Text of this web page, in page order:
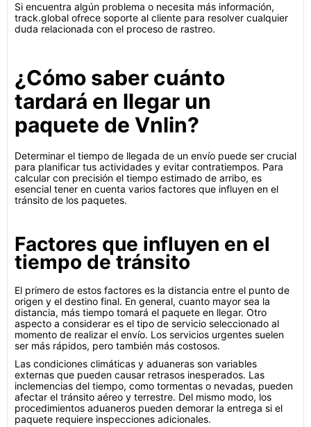
Si encuentra algún problema o necesita más información,
track.global ofrece soporte al cliente para resolver cualquier
duda relacionada con el proceso de rastreo.
¿Cómo saber cuánto
tardará en llegar un
paquete de Vnlin?
Determinar el tiempo de llegada de un envío puede ser crucial
para planificar tus actividades y evitar contratiempos. Para
calcular con precisión el tiempo estimado de arribo, es
esencial tener en cuenta varios factores que influyen en el
tránsito de los paquetes.
Factores que influyen en el
tiempo de tránsito
El primero de estos factores es la distancia entre el punto de
origen y el destino final. En general, cuanto mayor sea la
distancia, más tiempo tomará el paquete en llegar. Otro
aspecto a considerar es el tipo de servicio seleccionado al
momento de realizar el envío. Los servicios urgentes suelen
ser más rápidos, pero también más costosos.
Las condiciones climáticas y aduaneras son variables
externas que pueden causar retrasos inesperados. Las
inclemencias del tiempo, como tormentas o nevadas, pueden
afectar el tránsito aéreo y terrestre. Del mismo modo, los
procedimientos aduaneros pueden demorar la entrega si el
paquete requiere inspecciones adicionales.